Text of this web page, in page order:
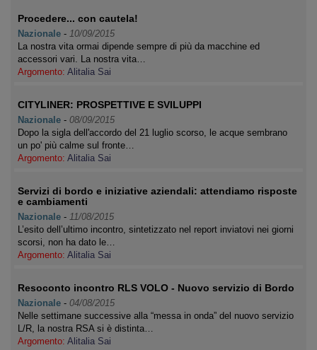
Procedere... con cautela!
Nazionale - 10/09/2015
La nostra vita ormai dipende sempre di più da macchine ed
accessori vari. La nostra vita…
Argomento: Alitalia Sai
CITYLINER: PROSPETTIVE E SVILUPPI
Nazionale - 08/09/2015
Dopo la sigla dell'accordo del 21 luglio scorso, le acque sembrano
un po' più calme sul fronte…
Argomento: Alitalia Sai
Servizi di bordo e iniziative aziendali: attendiamo risposte
e cambiamenti
Nazionale - 11/08/2015
L’esito dell’ultimo incontro, sintetizzato nel report inviatovi nei giorni
scorsi, non ha dato le…
Argomento: Alitalia Sai
Resoconto incontro RLS VOLO - Nuovo servizio di Bordo
Nazionale - 04/08/2015
Nelle settimane successive alla “messa in onda” del nuovo servizio
L/R, la nostra RSA si è distinta…
Argomento: Alitalia Sai